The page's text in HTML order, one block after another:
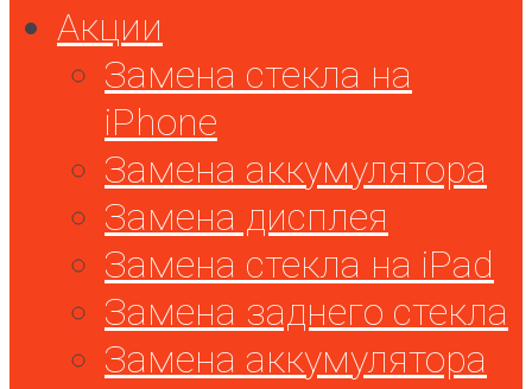
Акции
Замена стекла на
iPhone
Замена аккумулятора
Замена дисплея
Замена стекла на iPad
Замена заднего стекла
Замена аккумулятора